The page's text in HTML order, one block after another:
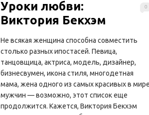
0
Уроки любви:
Виктория Бекхэм
Не всякая женщина способна совместить
столько разных ипостасей. Певица,
танцовщица, актриса, модель, дизайнер,
бизнесвумен, икона стиля, многодетная
мама, жена одного из самых красивых в
мужчин — возможно, этот список еще
продолжится. Кажется, Виктория Бекхэм